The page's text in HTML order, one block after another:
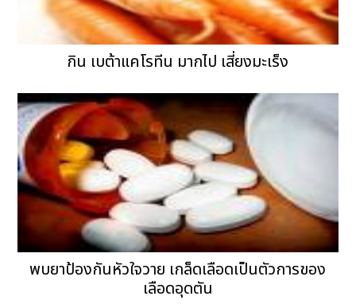
กิน เบต้าแคโรทีน มากไป เสี่ยงมะเร็ง
พบยาป้องกันหัวใจวาย เกล็ดเลือดเป็นตัวการของ
เลือดอุดตัน